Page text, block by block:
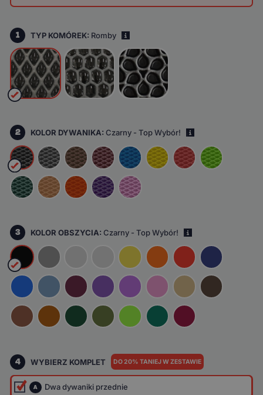
1 TYP KOMÓREK: Romby
2 KOLOR DYWANIKA:Czarny - Top Wybór!
3 KOLOR OBSZYCIA:Czarny - Top Wybór!
4 WYBIERZ KOMPLET DO 20% TANIEJ W ZESTAWIE
A Dwa dywaniki przednie